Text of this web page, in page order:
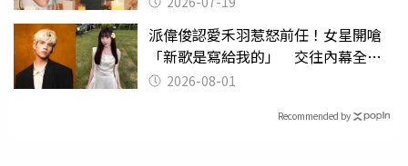
派偉俊認愛禾羽惹怒前任！女星開嗆
「新歌是寫給我的」 交往內幕全說
了 2026-08-01
Recommended by